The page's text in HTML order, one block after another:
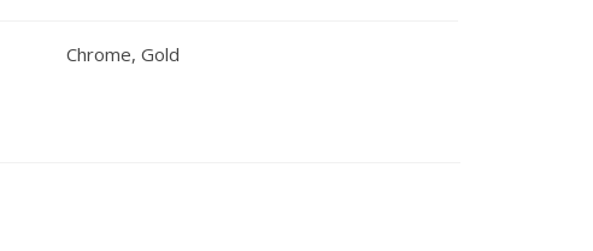
Chrome, Gold